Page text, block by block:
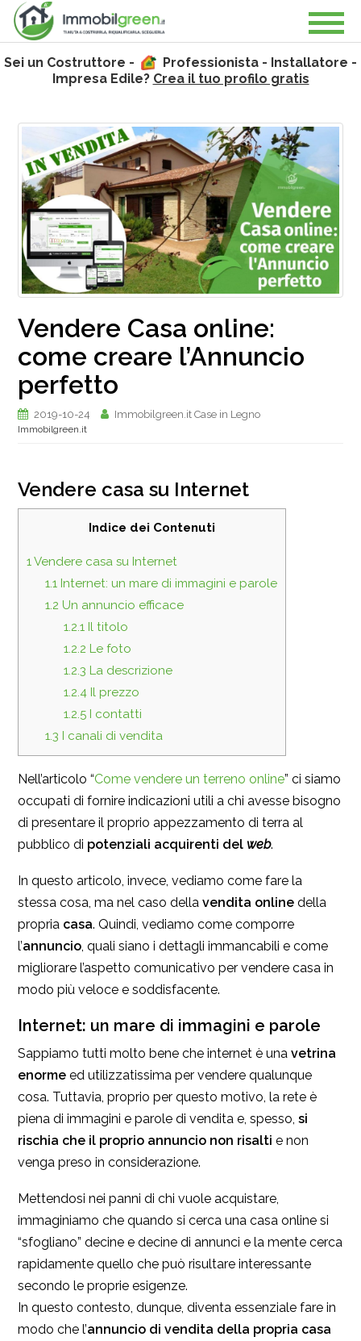
Sei un Costruttore -
Professionista - Installatore -
Impresa Edile? Crea il tuo profilo gratis
Vendere Casa online:
come creare l’Annuncio
perfetto
2019-10-24 Immobilgreen.it Case in Legno
Immobilgreen.it
Vendere casa su Internet
Indice dei Contenuti
1Vendere casa su Internet
1.1Internet: un mare di immagini e parole
1.2 Un annuncio efficace
1.2.1Il titolo
1.2.2 Le foto
1.2.3 La descrizione
1.2.4Il prezzo
1.2.5I contatti
1.3 I canali di vendita
Nell’articolo “Come vendere un terreno online” ci siamo
occupati di fornire indicazioni utili a chi avesse bisogno
di presentare il proprio appezzamento di terra al
pubblico di potenziali acquirenti del web.
In questo articolo, invece, vediamo come fare la
stessa cosa, ma nel caso della vendita online della
propria casa. Quindi, vediamo come comporre
l’annuncio, quali siano i dettagli immancabili e come
migliorare l’aspetto comunicativo per vendere casa in
modo più veloce e soddisfacente.
Internet: un mare di immagini e parole
Sappiamo tutti molto bene che internet è una vetrina
enorme ed utilizzatissima per vendere qualunque
cosa. Tuttavia, proprio per questo motivo, la rete è
piena di immagini e parole di vendita e, spesso, si
rischia che il proprio annuncio non risalti e non
venga preso in considerazione.
Mettendosi nei panni di chi vuole acquistare,
immaginiamo che quando si cerca una casa online si
“sfogliano” decine e decine di annunci e la mente cerca
rapidamente quello che può risultare interessante
secondo le proprie esigenze.
In questo contesto, dunque, diventa essenziale fare in
modo che l’annuncio di vendita della propria casa